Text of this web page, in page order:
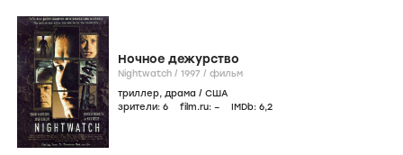
Ночное дежурство
Nightwatch / 1997 / фильм
триллер, драма / США
зрители: 6 film.ru: – IMDb: 6,2